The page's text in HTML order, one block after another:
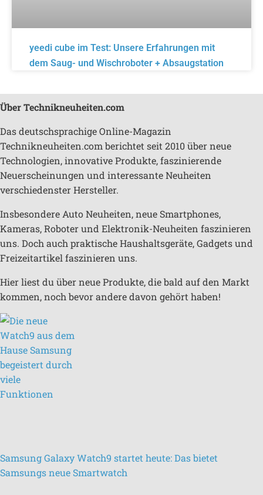
yeedi cube im Test: Unsere Erfahrungen mit
dem Saug- und Wischroboter + Absaugstation
Über Technikneuheiten.com
Das deutschsprachige Online-Magazin
Technikneuheiten.com berichtet seit 2010 über neue
Technologien, innovative Produkte, faszinierende
Neuerscheinungen und interessante Neuheiten
verschiedenster Hersteller.
Insbesondere Auto Neuheiten, neue Smartphones,
Kameras, Roboter und Elektronik-Neuheiten faszinieren
uns. Doch auch praktische Haushaltsgeräte, Gadgets und
Freizeitartikel faszinieren uns.
Hier liest du über neue Produkte, die bald auf den Markt
kommen, noch bevor andere davon gehört haben!
Samsung Galaxy Watch9 startet heute: Das bietet
Samsungs neue Smartwatch